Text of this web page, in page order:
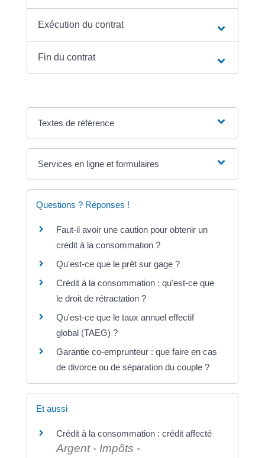
Exécution du contrat
Fin du contrat
Textes de référence
Services en ligne et formulaires
Questions ? Réponses !
Faut-il avoir une caution pour obtenir un
crédit à la consommation ?
Qu'est-ce que le prêt sur gage ?
Crédit à la consommation : qu'est-ce que
le droit de rétractation ?
Qu'est-ce que le taux annuel effectif
global (TAEG) ?
Garantie co-emprunteur : que faire en cas
de divorce ou de séparation du couple ?
Et aussi
Crédit à la consommation : crédit affecté
Argent - Impôts -